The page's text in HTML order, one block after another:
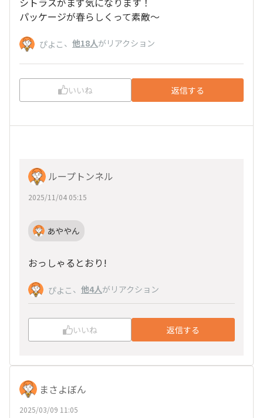
パッケージが春らしくって素敵〜
ぴよこ 、 他18人がリアクション
いいね 返信する
ループトンネル
2025/11/04 05:15
あややん
おっしゃるとおり!
ぴよこ 、 他4人がリアクション
いいね 返信する
まさよぼん
2025/03/09 11:05